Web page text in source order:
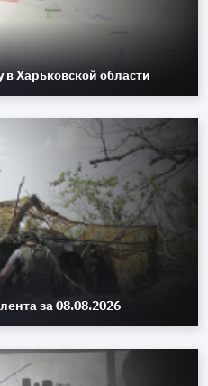
Харьковской области
за 08.08.2026